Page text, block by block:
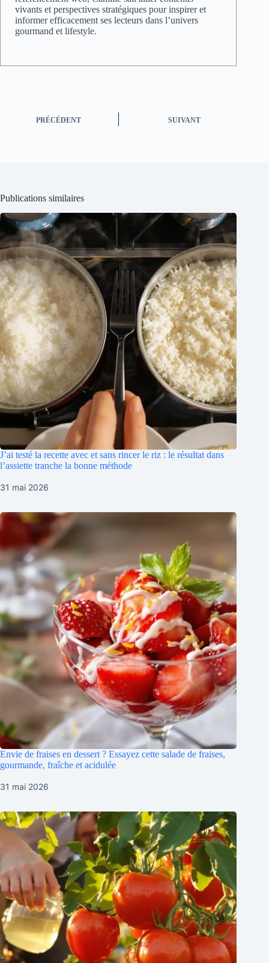
vivants et perspectives stratégiques pour inspirer et
informer efficacement ses lecteurs dans l’univers
gourmand et lifestyle.
PRÉCÉDENT SUIVANT
Publications similaires
J’ai testé la recette avec et sans rincer le riz : le résultat dans
l’assiette tranche la bonne méthode
31 mai 2026
Envie de fraises en dessert ? Essayez cette salade de fraises,
gourmande, fraîche et acidulée
31 mai 2026